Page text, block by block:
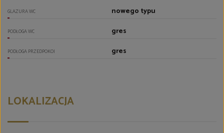
GLAZURA WC nowego typu
PODŁOGA WC gres
PODŁOGA PRZEDPOKOI gres
LOKALIZACJA